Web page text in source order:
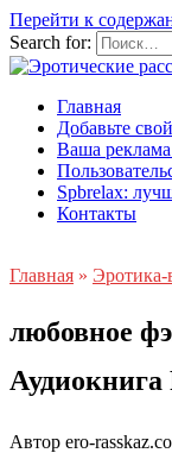
Перейти к
Search for:
Главная
Добавьте
Ваша реклама
Spbrelax:
Контакты
Главная »
любовное
Автор ero-